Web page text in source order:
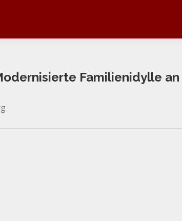
Familienidylle